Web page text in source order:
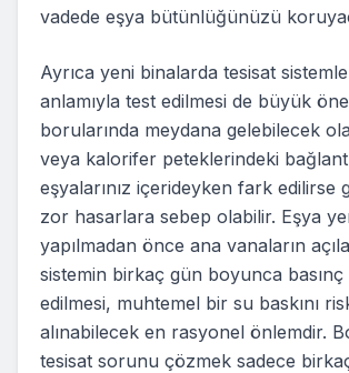
vadede eşya bütünlüğünüzü
Ayrıca yeni binalarda tesisat
anlamıyla test edilmesi de büyük
borularında meydana gelebilecek
veya kalorifer peteklerindeki
eşyalarınız içerideyken fark edilirse
zor hasarlara sebep olabilir. Eşya
yapılmadan önce ana vanaların
sistemin birkaç gün boyunca basınç
edilmesi, muhtemel bir su baskını
alınabilecek en rasyonel önlemdir.
tesisat sorunu çözmek sadece